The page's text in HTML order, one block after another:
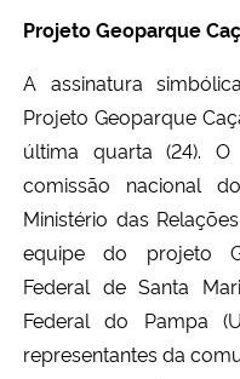
Projeto Geoparque
A assinatura
Projeto Geoparque
última quarta (24).
comissão nacional
Ministério das
equipe do projeto
Federal de Santa
Federal do Pampa
representantes da